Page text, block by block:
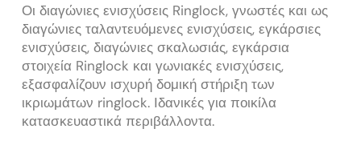
Οι διαγώνιες ενισχύσεις Ringlock, γνωστές και ως
διαγώνιες ταλαντευόμενες ενισχύσεις, εγκάρσιες
ενισχύσεις, διαγώνιες σκαλωσιάς, εγκάρσια
στοιχεία Ringlock και γωνιακές ενισχύσεις,
εξασφαλίζουν ισχυρή δομική στήριξη των
ικριωμάτων ringlock. Ιδανικές για ποικίλα
κατασκευαστικά περιβάλλοντα.